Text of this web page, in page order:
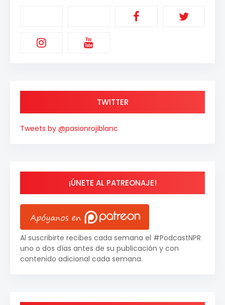
TWITTER
Tweets by @pasionrojiblanc
¡ÚNETE AL PATREONAJE!
Al suscribirte recibes cada semana el #PodcastNPR
uno o dos días antes de su publicación y con
contenido adicional cada semana.